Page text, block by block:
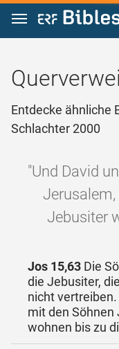
Zum Inhalt springen
Entdecke ähnliche
Schlachter 2000
"Und David
Jebusiter
Jos 15,63 Die
die Jebusiter,
nicht
mit den
wohnen bis zu